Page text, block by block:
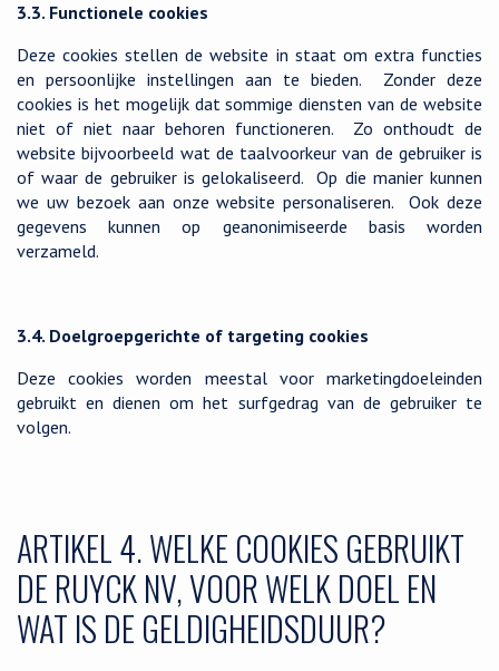
3.3. Functionele cookies
Deze cookies stellen de website in staat om extra functies
en persoonlijke instellingen aan te bieden. Zonder deze
cookies is het mogelijk dat sommige diensten van de website
niet of niet naar behoren functioneren. Zo onthoudt de
website bijvoorbeeld wat de taalvoorkeur van de gebruiker is
of waar de gebruiker is gelokaliseerd. Op die manier kunnen
we uw bezoek aan onze website personaliseren. Ook deze
gegevens kunnen op geanonimiseerde basis worden
verzameld.
3.4. Doelgroepgerichte of targeting cookies
Deze cookies worden meestal voor marketingdoeleinden
gebruikt en dienen om het surfgedrag van de gebruiker te
volgen.
ARTIKEL 4. WELKE COOKIES GEBRUIKT
DE RUYCK NV, VOOR WELK DOEL EN
WAT IS DE GELDIGHEIDSDUUR?